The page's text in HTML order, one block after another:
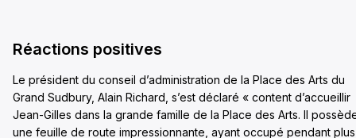
Réactions positives
Le président du conseil d’administration de la Place des Arts du
Grand Sudbury, Alain Richard, s’est déclaré « content d’accueillir
Jean-Gilles dans la grande famille de la Place des Arts. Il
une feuille de route impressionnante, ayant occupé pendant plus